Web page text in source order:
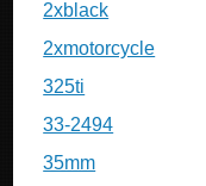
2xblack
2xmotorcycle
325ti
33-2494
35mm